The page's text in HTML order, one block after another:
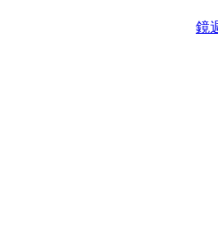
鏡